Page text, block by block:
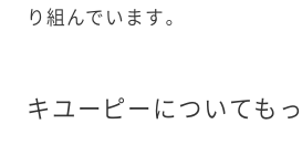
り組んでいます。
キユーピーについても